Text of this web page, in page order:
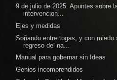
9 de julio de 2025. Apuntes sobre
intervencion...
Ejes y medidas
Soñando entre togas, y con miedo
regreso del na...
Manual para gobernar sin Ideas
Genios incomprendidos